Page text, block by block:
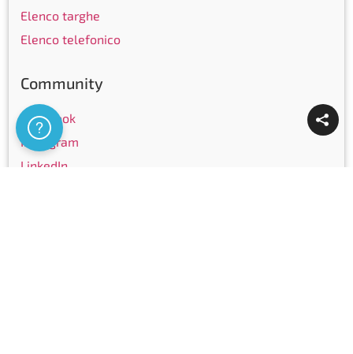
Elenco targhe
Elenco telefonico
Community
Facebook
Instagram
LinkedIn
Assistenza